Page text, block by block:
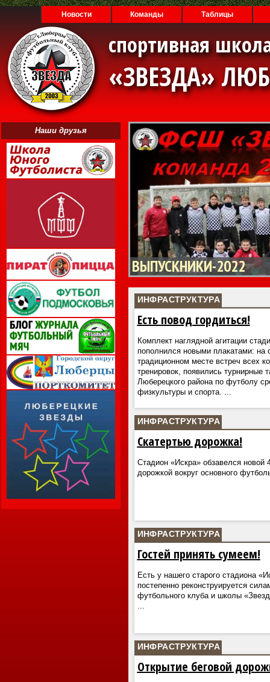
Новости Команды Таблицы
спортивная
«ЗВЕЗДА»
Наши друзья
ВЫПУСКНИКИ-2022
ИНФРАСТРУКТУРА
Есть повод гордиться!
Комплект наглядной агитации
пополнился новыми плакатами: на
традиционном месте встреч всех
тренировок, появились турнирные
Люберецкого района по футболу
физкультуры и спорта.
ИНФРАСТРУКТУРА
Скатертью дорожка!
Стадион «Искра» обзавелся новой
дорожкой вокруг основного
ИНФРАСТРУКТУРА
Гостей принять сумеем!
Есть у нашего старого стадиона
постепенно реконструируется
футбольного клуба и школы
ИНФРАСТРУКТУРА
Открытие беговой